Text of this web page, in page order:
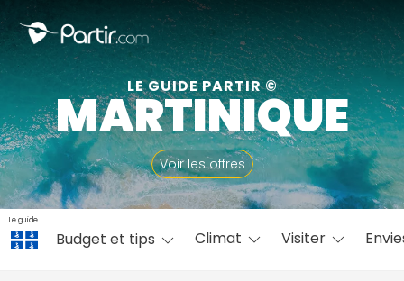
LE GUIDE PARTIR ©
MARTINIQUE
Voir les offres
Le guide
Budget et tips Climat Visiter
Fermer
📍 Destinations populaires
☀️ Où partir par mois